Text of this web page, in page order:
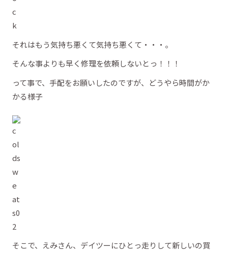
それはもう気持ち悪くて気持ち悪くて・・・。
そんな事よりも早く修理を依頼しないとっ！！！
って事で、手配をお願いしたのですが、どうやら時間がか
かる様子
そこで、えみさん、デイツーにひとっ走りして新しいの買